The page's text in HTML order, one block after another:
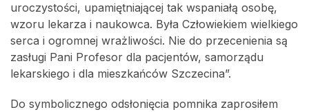
uroczystości, upamiętniającej tak wspaniałą osobę,
wzoru lekarza i naukowca. Była Człowiekiem wielkiego
serca i ogromnej wrażliwości. Nie do przecenienia są
zasługi Pani Profesor dla pacjentów, samorządu
lekarskiego i dla mieszkańców Szczecina”.
Do symbolicznego odsłonięcia pomnika zaprosiłem